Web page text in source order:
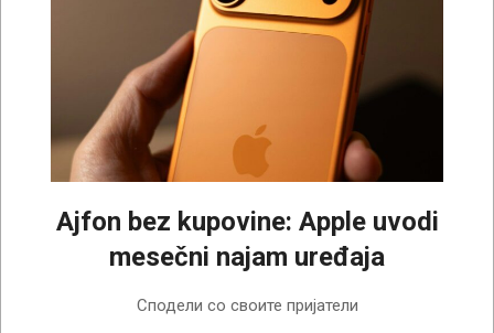
Ajfon bez kupovine: Apple uvodi
mesečni najam uređaja
Сподели со своите пријатели